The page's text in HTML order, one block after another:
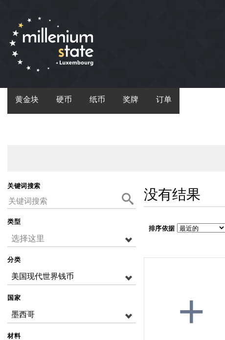
黄金块 硬币 纸币 奖牌 订单
关键词搜索
类型
选择这里
分类
美国现代世界钱币
国家
墨西哥
材料
没有结果
排序依据
+